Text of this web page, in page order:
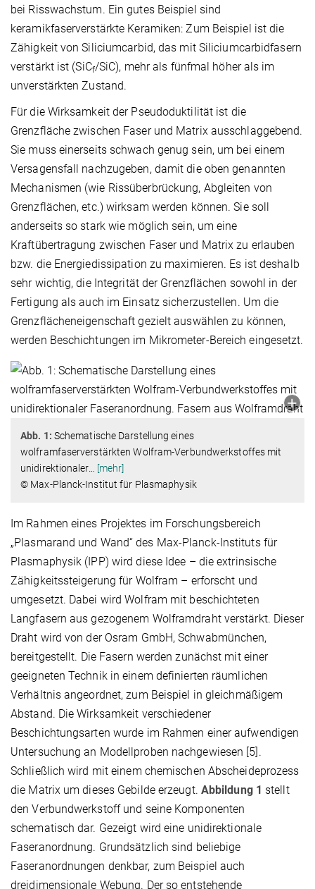
bei Risswachstum. Ein gutes Beispiel sind
keramikfaserverstärkte Keramiken: Zum Beispiel ist die
Zähigkeit von Siliciumcarbid, das mit Siliciumcarbidfasern
verstärkt ist (SiCf/SiC), mehr als fünfmal höher als im
unverstärkten Zustand.
Für die Wirksamkeit der Pseudoduktilität ist die
Grenzfläche zwischen Faser und Matrix ausschlaggebend.
Sie muss einerseits schwach genug sein, um bei einem
Versagensfall nachzugeben, damit die oben genannten
Mechanismen (wie Rissüberbrückung, Abgleiten von
Grenzflächen, etc.) wirksam werden können. Sie soll
anderseits so stark wie möglich sein, um eine
Kraftübertragung zwischen Faser und Matrix zu erlauben
bzw. die Energiedissipation zu maximieren. Es ist deshalb
sehr wichtig, die Integrität der Grenzflächen sowohl in der
Fertigung als auch im Einsatz sicherzustellen. Um die
Grenzflächeneigenschaft gezielt auswählen zu können,
werden Beschichtungen im Mikrometer-Bereich eingesetzt.
Abb. 1: Schematische Darstellung eines
wolframfaserverstärkten Wolfram-Verbundwerkstoffes mit
unidirektionaler… [mehr]
© Max-Planck-Institut für Plasmaphysik
Im Rahmen eines Projektes im Forschungsbereich
„Plasmarand und Wand“ des Max-Planck-Instituts für
Plasmaphysik (IPP) wird diese Idee – die extrinsische
Zähigkeitssteigerung für Wolfram – erforscht und
umgesetzt. Dabei wird Wolfram mit beschichteten
Langfasern aus gezogenem Wolframdraht verstärkt. Dieser
Draht wird von der Osram GmbH, Schwabmünchen,
bereitgestellt. Die Fasern werden zunächst mit einer
geeigneten Technik in einem definierten räumlichen
Verhältnis angeordnet, zum Beispiel in gleichmäßigem
Abstand. Die Wirksamkeit verschiedener
Beschichtungsarten wurde im Rahmen einer aufwendigen
Untersuchung an Modellproben nachgewiesen [5].
Schließlich wird mit einem chemischen Abscheideprozess
die Matrix um dieses Gebilde erzeugt. Abbildung 1 stellt
den Verbundwerkstoff und seine Komponenten
schematisch dar. Gezeigt wird eine unidirektionale
Faseranordnung. Grundsätzlich sind beliebige
Faseranordnungen denkbar, zum Beispiel auch
dreidimensionale Webung. Der so entstehende